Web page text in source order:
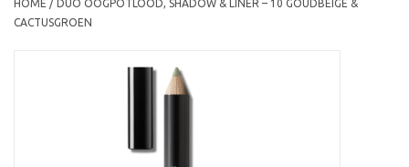
HOME / DUO OOGPOTLOOD, SHADOW & LINER – 10 GOUDBEIGE &
CACTUSGROEN